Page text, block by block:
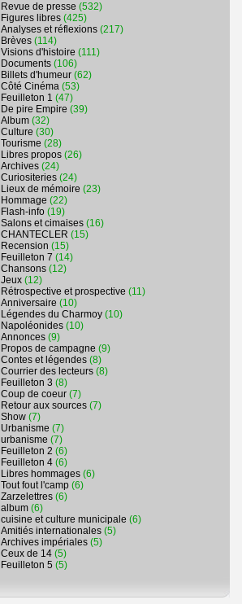
Revue de presse (532)
Figures libres (425)
Analyses et réflexions (217)
Brèves (114)
Visions d'histoire (111)
Documents (106)
Billets d'humeur (62)
Côté Cinéma (53)
Feuilleton 1 (47)
De pire Empire (39)
Album (32)
Culture (30)
Tourisme (28)
Libres propos (26)
Archives (24)
Curiositeries (24)
Lieux de mémoire (23)
Hommage (22)
Flash-info (19)
Salons et cimaises (16)
CHANTECLER (15)
Recension (15)
Feuilleton 7 (14)
Chansons (12)
Jeux (12)
Rétrospective et prospective (11)
Anniversaire (10)
Légendes du Charmoy (10)
Napoléonides (10)
Annonces (9)
Propos de campagne (9)
Contes et légendes (8)
Courrier des lecteurs (8)
Feuilleton 3 (8)
Coup de coeur (7)
Retour aux sources (7)
Show (7)
Urbanisme (7)
urbanisme (7)
Feuilleton 2 (6)
Feuilleton 4 (6)
Libres hommages (6)
Tout fout l'camp (6)
Zarzelettres (6)
album (6)
cuisine et culture municipale (6)
Amitiés internationales (5)
Archives impériales (5)
Ceux de 14 (5)
Feuilleton 5 (5)